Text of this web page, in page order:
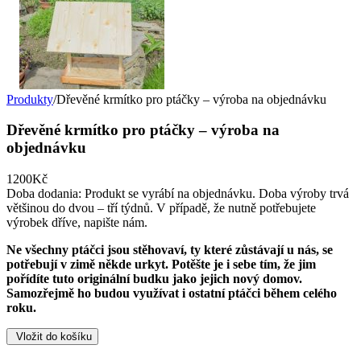
Produkty/Dřevěné krmítko pro ptáčky – výroba na objednávku
Dřevěné krmítko pro ptáčky – výroba na
objednávku
1200Kč
Doba dodania: Produkt se vyrábí na objednávku. Doba výroby trvá
většinou do dvou – tří týdnů. V případě, že nutně potřebujete
výrobek dříve, napište nám.
Ne všechny ptáčci jsou stěhovaví, ty které zůstávají u nás, se
potřebují v zimě někde urkyt. Potěšte je i sebe tím, že jim
pořídíte tuto originální budku jako jejich nový domov.
Samozřejmě ho budou využívat i ostatní ptáčci během celého
roku.
Vložit do košíku